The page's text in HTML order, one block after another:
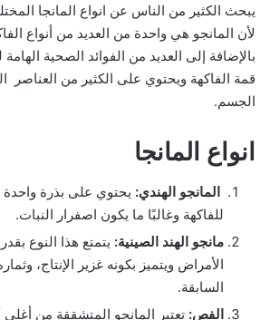
يبحث الكثير من الناس عن انواع المانجا
لأن المانجو هي واحدة من العديد من أنواع
بالإضافة إلى العديد من الفوائد الصحية
قمة الفاكهة ويحتوي على الكثير من العناصر
الجسم.
انواع المانجا
المانجو الهندي: يحتوي على بذرة واحدة
للفاكهة وغالبًا ما يكون اصفرار النبات.
مانجو الهند الصينية: يتمتع هذا النوع
الأمراض ويتميز بكونه غزير الإنتاج،
السابقة.
الفص: تعتبر المانجو المتشققة من أغلى